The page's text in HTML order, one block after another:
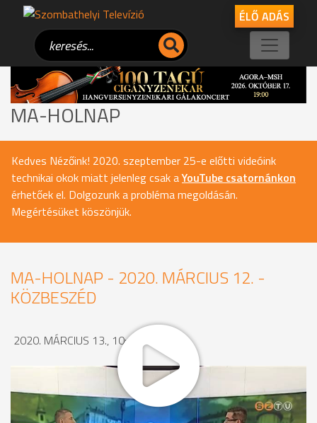
ÉLŐ ADÁS
MA-HOLNAP
Kedves Nézőink! 2020. szeptember 25-e előtti videóink
technikai okok miatt jelenleg csak aYouTube csatornánkon
érhetőek el. Dolgozunk a probléma megoldásán.
Megértésüket köszönjük.
MA-HOLNAP - 2020. MÁRCIUS 12. -
KÖZBESZÉD
2020. MÁRCIUS 13., 10:17
MEGOSZTÁS